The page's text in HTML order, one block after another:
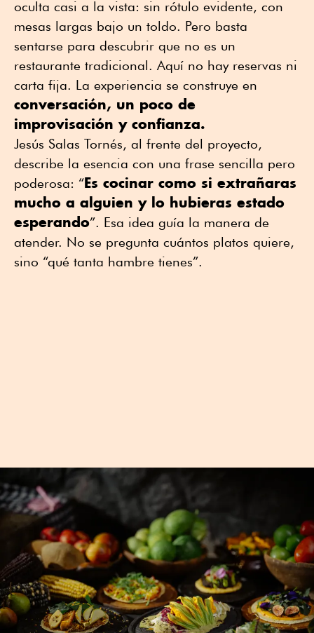
oculta casi a la vista: sin rótulo evidente, con
mesas largas bajo un toldo. Pero basta
sentarse para descubrir que no es un
restaurante tradicional. Aquí no hay reservas ni
carta fija. La experiencia se construye en
conversación, un poco de
improvisación y confianza.
Jesús Salas Tornés, al frente del proyecto,
describe la esencia con una frase sencilla pero
poderosa: “Es cocinar como si extrañaras
mucho a alguien y lo hubieras estado
esperando”. Esa idea guía la manera de
atender. No se pregunta cuántos platos quiere,
sino “qué tanta hambre tienes”.